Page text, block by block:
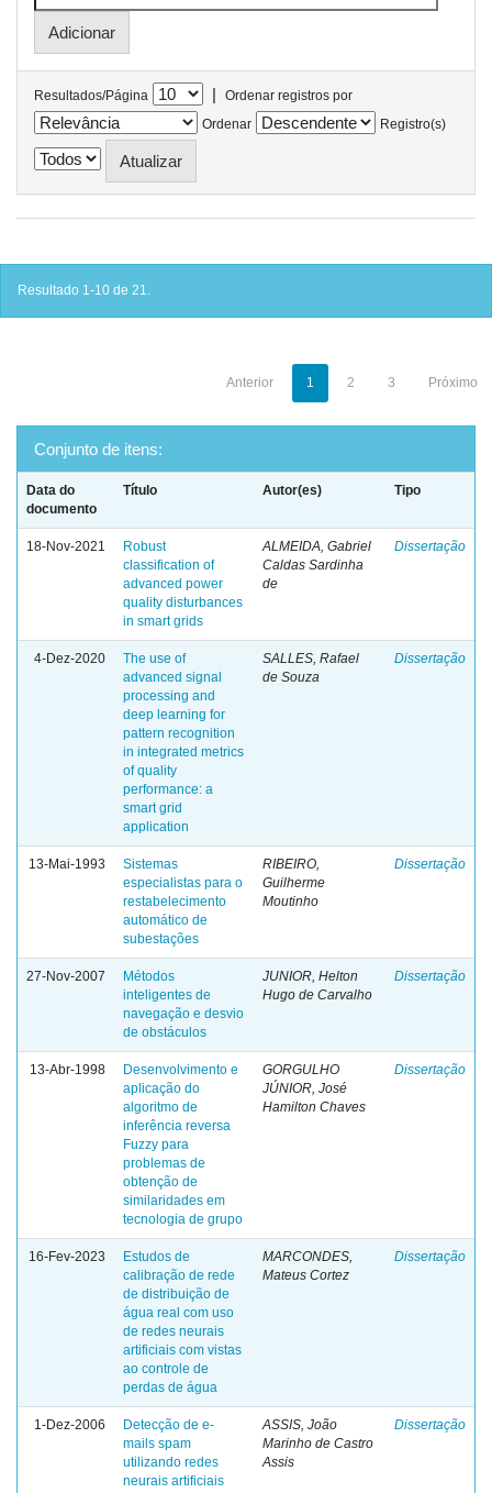
Resultados/Página |
Ordenar registros por
Ordenar
Registro(s)
Resultado 1-10 de 21.
Anterior 1 2 3 Próximo
Conjunto de itens:
Data do
documento
Título Autor(es) Tipo
18-Nov-2021
Robust
classification of
advanced power
quality disturbances
in smart grids
ALMEIDA, Gabriel
Caldas Sardinha
de
Dissertação
4-Dez-2020
The use of
advanced signal
processing and
deep learning for
pattern recognition
in integrated metrics
of quality
performance: a
smart grid
application
SALLES, Rafael
de Souza
Dissertação
13-Mai-1993
Sistemas
especialistas para o
restabelecimento
automático de
subestações
RIBEIRO,
Guilherme
Moutinho
Dissertação
27-Nov-2007
Métodos
inteligentes de
navegação e desvio
de obstáculos
JUNIOR, Helton
Hugo de Carvalho
Dissertação
13-Abr-1998
Desenvolvimento e
aplicação do
algoritmo de
inferência reversa
Fuzzy para
problemas de
obtenção de
similaridades em
tecnologia de grupo
GORGULHO
JÚNIOR, José
Hamilton Chaves
Dissertação
16-Fev-2023
Estudos de
calibração de rede
de distribuição de
água real com uso
de redes neurais
artificiais com vistas
ao controle de
perdas de água
MARCONDES,
Mateus Cortez
Dissertação
1-Dez-2006
Detecção de e-
mails spam
utilizando redes
neurais artificiais
ASSIS, João
Marinho de Castro
Assis
Dissertação